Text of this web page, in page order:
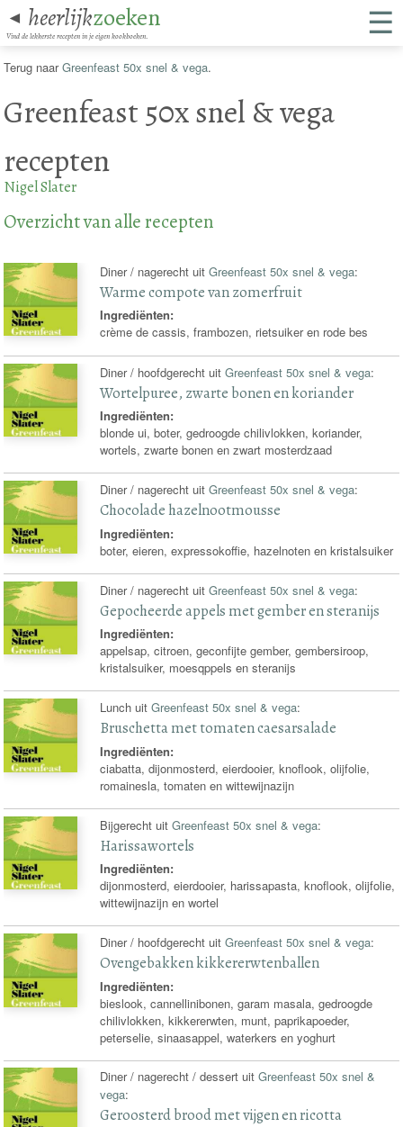
◄ heerlijkzoeken
Vind de lekkerste recepten in je eigen kookboeken. ☰
Terug naarGreenfeast 50x snel & vega.
Greenfeast 50x snel & vega
recepten
Nigel Slater
Overzicht van alle recepten
Diner / nagerecht uitGreenfeast 50x snel & vega:
Warme compote van zomerfruit
Ingrediënten:
crème de cassis, frambozen, rietsuiker en rode bes
Diner / hoofdgerecht uitGreenfeast 50x snel & vega:
Wortelpuree, zwarte bonen en koriander
Ingrediënten:
blonde ui, boter, gedroogde chilivlokken, koriander,
wortels, zwarte bonen en zwart mosterdzaad
Diner / nagerecht uitGreenfeast 50x snel & vega:
Chocolade hazelnootmousse
Ingrediënten:
boter, eieren, expressokoffie, hazelnoten en kristalsuiker
Diner / nagerecht uitGreenfeast 50x snel & vega:
Gepocheerde appels met gember en steranijs
Ingrediënten:
appelsap, citroen, geconfijte gember, gembersiroop,
kristalsuiker, moesqppels en steranijs
Lunch uitGreenfeast 50x snel & vega:
Bruschetta met tomaten caesarsalade
Ingrediënten:
ciabatta, dijonmosterd, eierdooier, knoflook, olijfolie,
romainesla, tomaten en wittewijnazijn
Bijgerecht uitGreenfeast 50x snel & vega:
Harissawortels
Ingrediënten:
dijonmosterd, eierdooier, harissapasta, knoflook, olijfolie,
wittewijnazijn en wortel
Diner / hoofdgerecht uitGreenfeast 50x snel & vega:
Ovengebakken kikkererwtenballen
Ingrediënten:
bieslook, cannellinibonen, garam masala, gedroogde
chilivlokken, kikkererwten, munt, paprikapoeder,
peterselie, sinaasappel, waterkers en yoghurt
Diner / nagerecht / dessert uitGreenfeast 50x snel &
vega:
Geroosterd brood met vijgen en ricotta